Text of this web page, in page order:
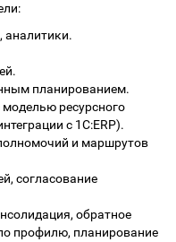
планированием.
ресурсного
с 1С:ERP).
и маршрутов
согласование
обратное
профилю, планирование